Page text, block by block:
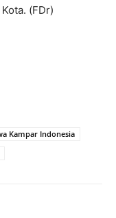
(FDr)
Kampar Indonesia